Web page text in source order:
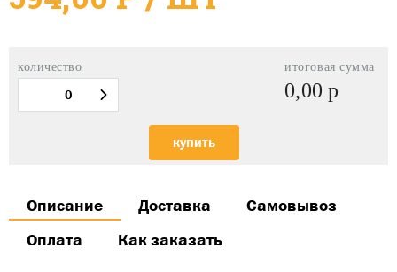
количество итоговая сумма
0,00р
купить
Описание Доставка Самовывоз
Оплата Как заказать